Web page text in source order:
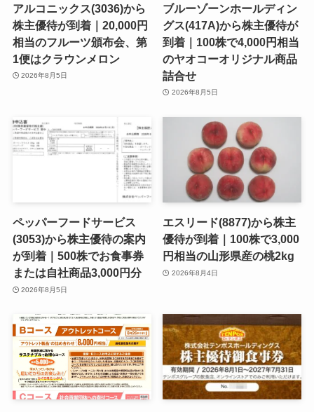
アルコニックス(3036)から
株主優待が到着｜20,000円
相当のフルーツ頒布会、第
1便はクラウンメロン
2026年8月5日
ブルーゾーンホールディン
グス(417A)から株主優待が
到着｜100株で4,000円相当
のヤオコーオリジナル商品
詰合せ
2026年8月5日
ペッパーフードサービス
(3053)から株主優待の案内
が到着｜500株でお食事券
または自社商品3,000円分
2026年8月5日
エスリード(8877)から株主
優待が到着｜100株で3,000
円相当の山形県産の桃2kg
2026年8月4日